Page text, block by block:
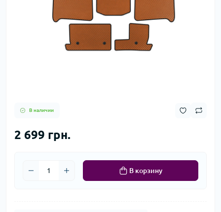
В наличии
2 699 грн.
В корзину